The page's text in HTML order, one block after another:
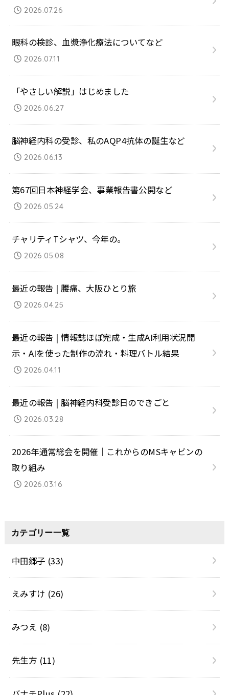
2026.07.26
眼科の検診、血漿浄化療法についてなど
2026.07.11
「やさしい解説」はじめました
2026.06.27
脳神経内科の受診、私のAQP4抗体の誕生など
2026.06.13
第67回日本神経学会、事業報告書公開など
2026.05.24
チャリティTシャツ、今年の。
2026.05.08
最近の報告 | 腰痛、大阪ひとり旅
2026.04.25
最近の報告 | 情報誌ほぼ完成・生成AI利用状況開
示・AIを使った制作の流れ・料理バトル結果
2026.04.11
最近の報告 | 脳神経内科受診日のできごと
2026.03.28
2026年通常総会を開催｜これからのMSキャビンの
取り組み
2026.03.16
カテゴリー一覧
中田郷子 (33)
えみすけ (26)
みつえ (8)
先生方 (11)